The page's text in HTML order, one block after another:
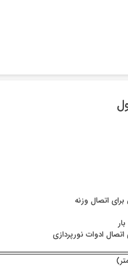
اتصال وزنه
اتصال ادوات نورپردازی